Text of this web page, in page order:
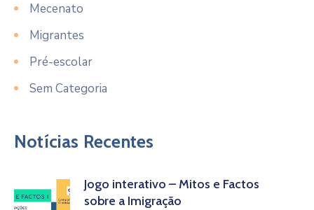
Mecenato
Migrantes
Pré-escolar
Sem Categoria
Notícias Recentes
Jogo interativo – Mitos e Factos
sobre a Imigração